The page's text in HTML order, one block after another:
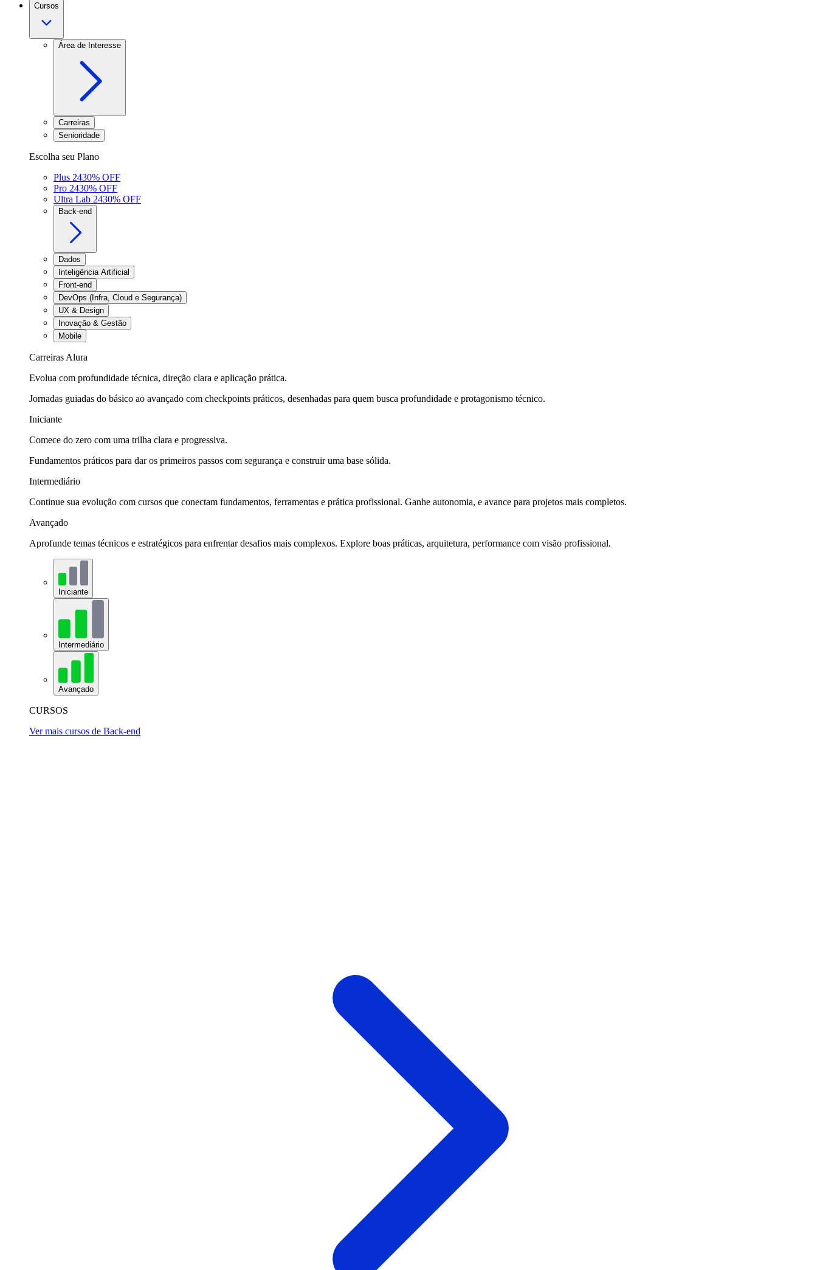
Cursos
Área de Interesse
Carreiras
Senioridade
Escolha seu Plano
Plus 2430% OFF
Pro 2430% OFF
Ultra Lab 2430% OFF
Back-end
Dados
Inteligência Artificial
Front-end
DevOps (Infra, Cloud e Segurança)
UX & Design
Inovação & Gestão
Mobile
Carreiras Alura
Evolua com profundidade técnica, direção clara e aplicação prática.
Jornadas guiadas do básico ao avançado com checkpoints práticos, desenhadas para quem busca profundidade e protagonismo técnico.
Iniciante
Comece do zero com uma trilha clara e progressiva.
Fundamentos práticos para dar os primeiros passos com segurança e construir uma base sólida.
Intermediário
Continue sua evolução com cursos que conectam fundamentos, ferramentas e prática profissional. Ganhe autonomia, e avance para projetos mais completos.
Avançado
Aprofunde temas técnicos e estratégicos para enfrentar desafios mais complexos. Explore boas práticas, arquitetura, performance com visão profissional.
Iniciante
Intermediário
Avançado
CURSOS
Ver mais cursos de Back-end